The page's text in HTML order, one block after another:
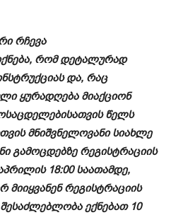
რჩევა
რომ დეტალურად
და, რაც
ყურადღება მიაქციონ
წელს
მნიშვნელოვანი სიახლე
გამოცდებზე რეგისტრაციის
18:00 საათამდე,
მიიყვანენ რეგისტრაციის
ექნებათ 10